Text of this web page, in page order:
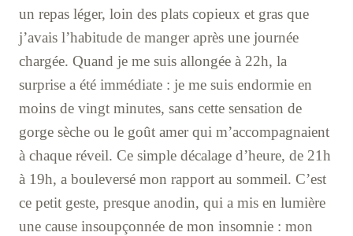
un repas léger, loin des plats copieux et gras que
j’avais l’habitude de manger après une journée
chargée. Quand je me suis allongée à 22h, la
surprise a été immédiate : je me suis endormie en
moins de vingt minutes, sans cette sensation de
gorge sèche ou le goût amer qui m’accompagnaient
à chaque réveil. Ce simple décalage d’heure, de 21h
à 19h, a bouleversé mon rapport au sommeil. C’est
ce petit geste, presque anodin, qui a mis en lumière
une cause insoupçonnée de mon insomnie : mon